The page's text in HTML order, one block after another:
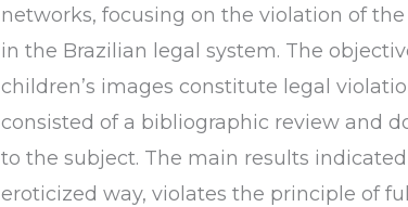
networks, focusing on the violation of
in the Brazilian legal system. The
children’s images constitute legal
consisted of a bibliographic review and
to the subject. The main results
eroticized way, violates the principle of